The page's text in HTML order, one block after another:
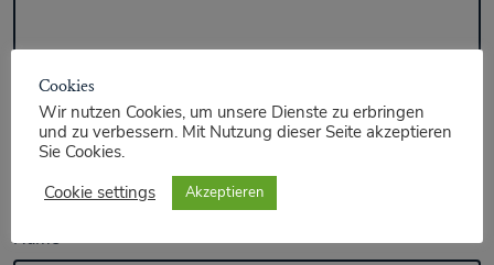
Name*
Cookies
Wir nutzen Cookies, um unsere Dienste zu erbringen
und zu verbessern. Mit Nutzung dieser Seite akzeptieren
Sie Cookies.
Cookie settings
Akzeptieren